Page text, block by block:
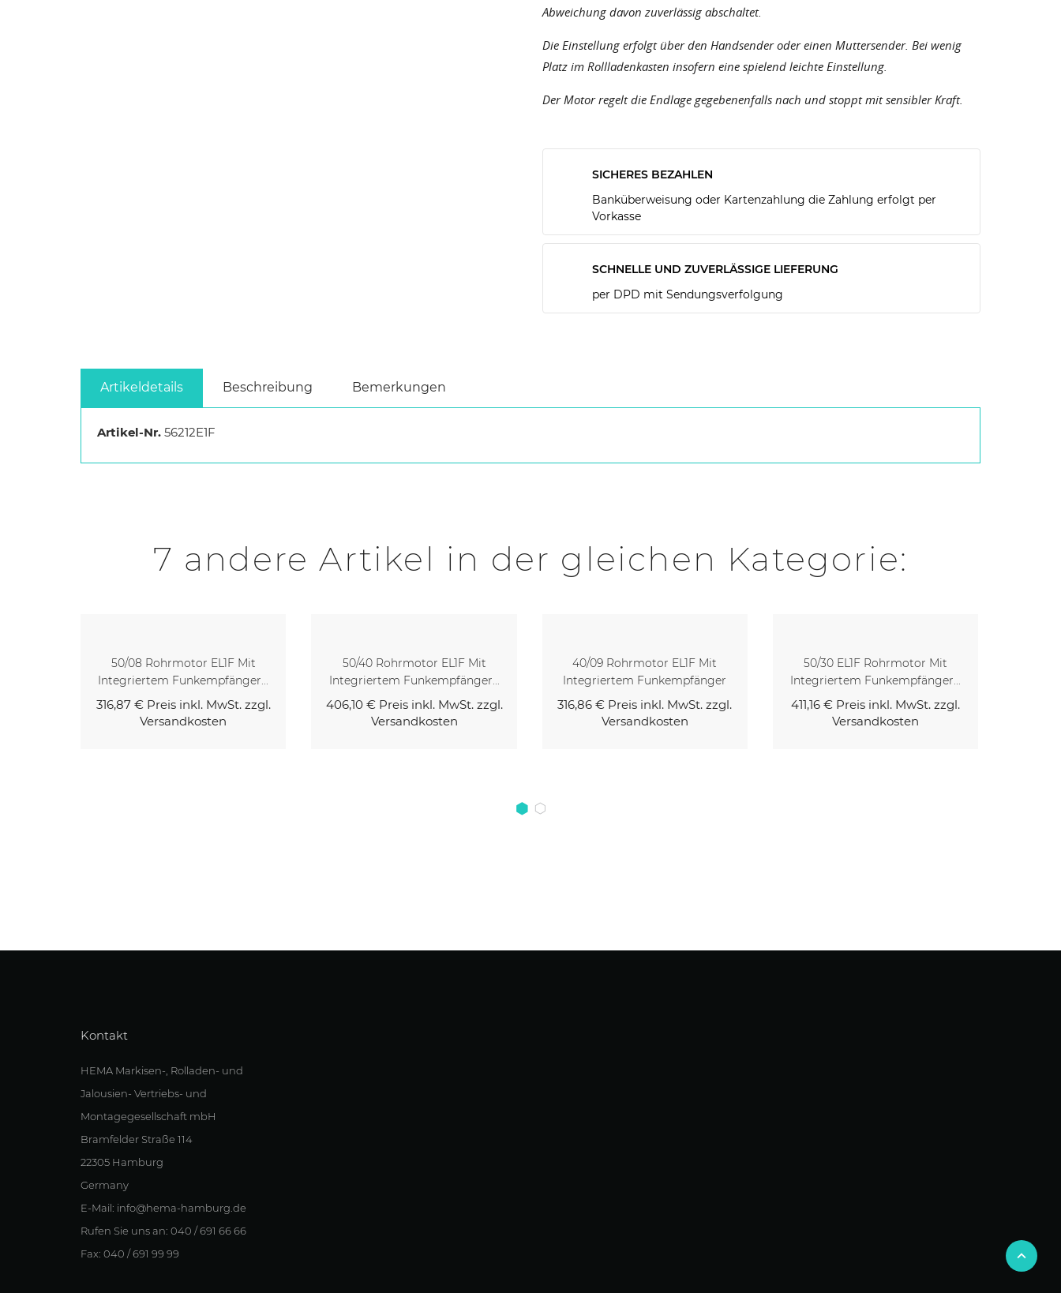
Abweichung davon zuverlässig abschaltet.
Die Einstellung erfolgt über den Handsender oder einen Muttersender. Bei wenig
Platz im Rollladenkasten insofern eine spielend leichte Einstellung.
Der Motor regelt die Endlage gegebenenfalls nach und stoppt mit sensibler Kraft.
SICHERES BEZAHLEN
Banküberweisung oder Kartenzahlung die Zahlung erfolgt per
Vorkasse
SCHNELLE UND ZUVERLÄSSIGE LIEFERUNG
per DPD mit Sendungsverfolgung
Artikeldetails Beschreibung Bemerkungen
Artikel-Nr. 56212E1F
7 andere Artikel in der gleichen Kategorie:
50/40 Rohrmotor EL1F Mit
Integriertem Funkempfänger...
406,10 € Preis inkl. MwSt. zzgl.
Versandkosten
40/09 Rohrmotor EL1F Mit
Integriertem Funkempfänger
316,86 €Preis inkl. MwSt. zzgl.
Versandkosten
50/30 EL1F Rohrmotor Mit
Integriertem Funkempfänger...
411,16 €Preis inkl. MwSt. zzgl.
Versandkosten
50/20 EL1F Rohrmotor Mit
Integriertem Funkempfänger...
355,52 € Preis inkl. MwSt. zzgl.
Versandkosten
Kontakt
HEMA Markisen-, Rolladen- und
Jalousien- Vertriebs- und
Montagegesellschaft mbH
Bramfelder Straße 114
22305 Hamburg
Germany
E-Mail: info@hema-hamburg.de
Rufen Sie uns an: 040 / 691 66 66
Fax: 040 / 691 99 99